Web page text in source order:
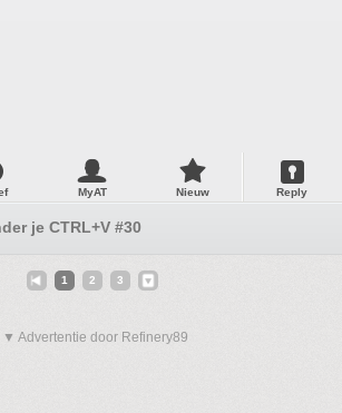
MyAT Nieuw Reply
je CTRL+V #30
1 2 3
▼ Advertentie door Refinery89